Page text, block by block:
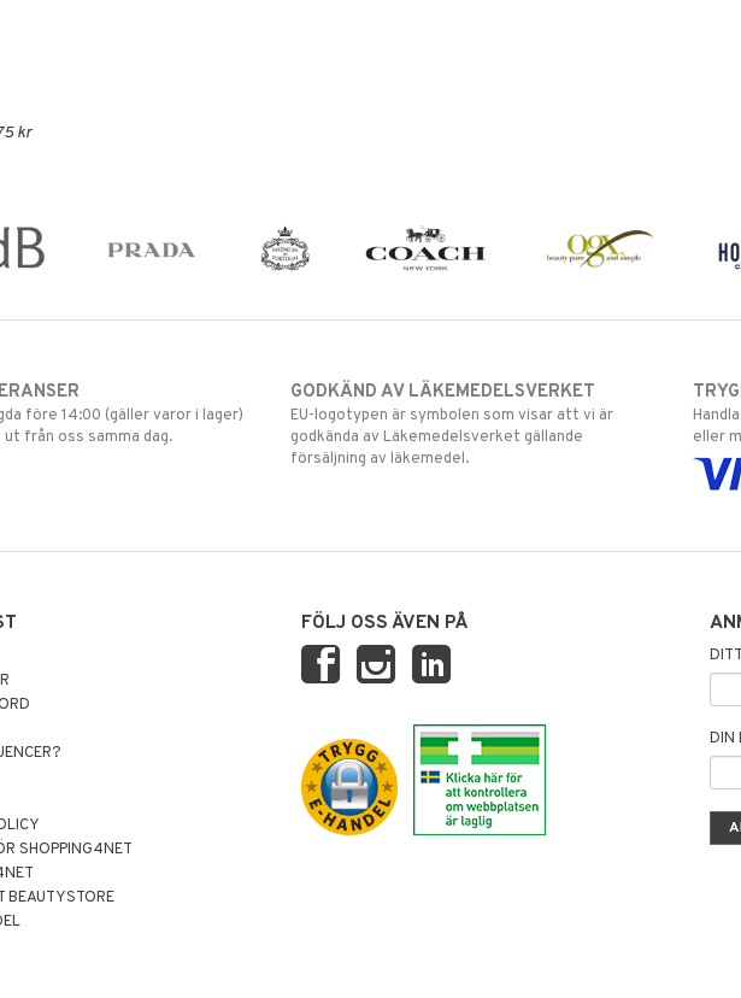
kr
före 14:00 (gäller varor i lager)
från oss samma dag.
GODKÄND AV LÄKEMEDELSVERKET
EU-logotypen är symbolen som visar att vi är
godkända av Läkemedelsverket gällande
försäljning av läkemedel.
eller
SHOPPING4NET
BEAUTYSTORE
FÖLJ OSS ÄVEN PÅ
DIN